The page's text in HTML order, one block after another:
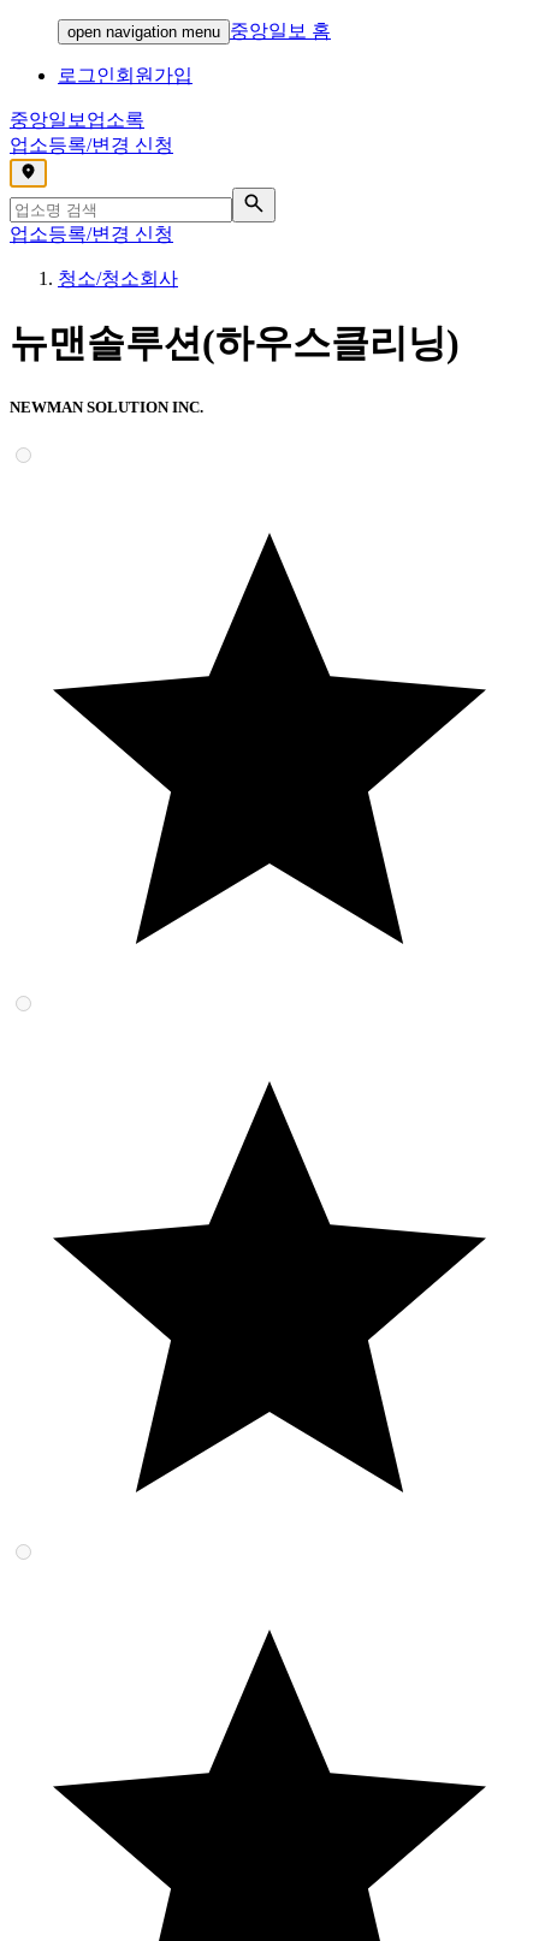
open navigation menu 중앙일보 홈
로그인회원가입
중앙일보 업소록
업소등록/변경 신청
,
업소등록/변경 신청
청소/청소회사
뉴맨솔루션(하우스클리닝)
NEWMAN SOLUTION INC.